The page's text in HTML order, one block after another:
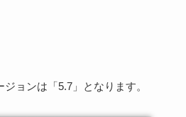
ョンは「5.7」となります。